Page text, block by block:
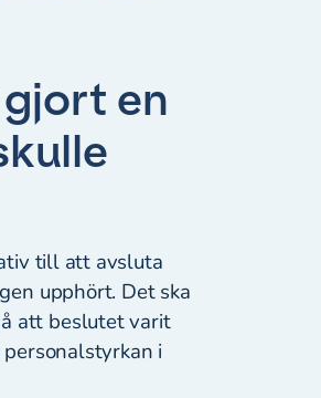
en
till att avsluta
upphört. Det ska
att beslutet varit
i